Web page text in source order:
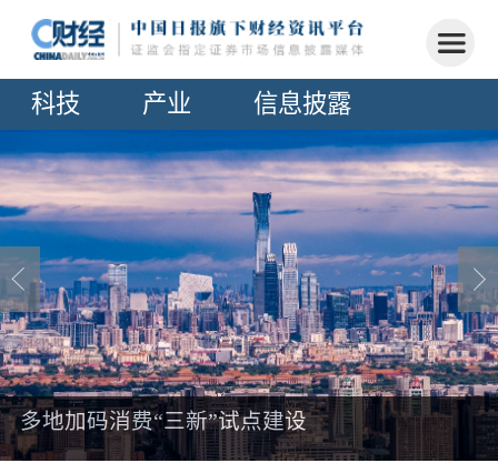
科技 产业 信息披露
多地加码消费“三新”试点建设